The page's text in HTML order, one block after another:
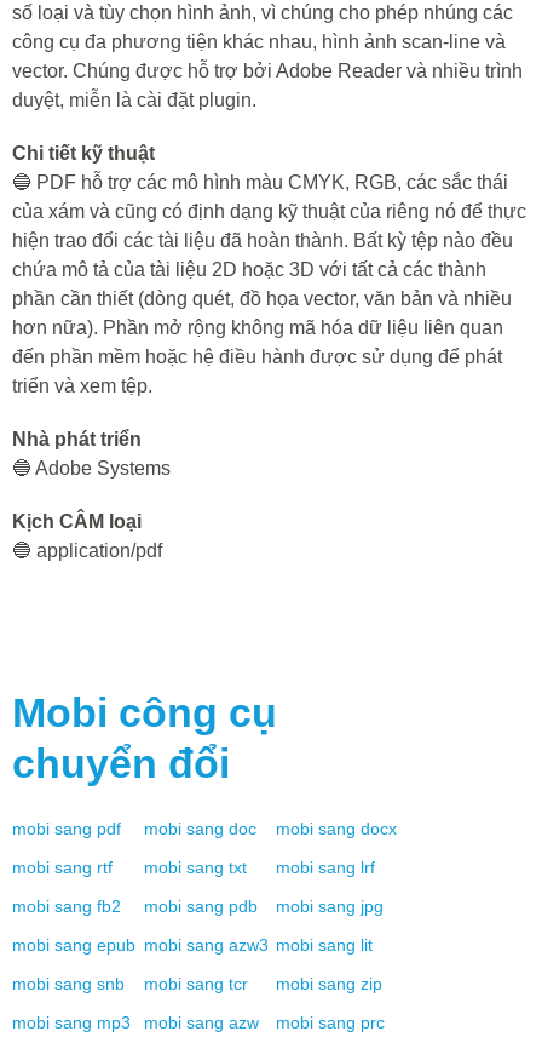
số loại và tùy chọn hình ảnh, vì chúng cho phép nhúng các
công cụ đa phương tiện khác nhau, hình ảnh scan-line và
vector. Chúng được hỗ trợ bởi Adobe Reader và nhiều trình
duyệt, miễn là cài đặt plugin.
Chi tiết kỹ thuật
🔵 PDF hỗ trợ các mô hình màu CMYK, RGB, các sắc thái
của xám và cũng có định dạng kỹ thuật của riêng nó để thực
hiện trao đổi các tài liệu đã hoàn thành. Bất kỳ tệp nào đều
chứa mô tả của tài liệu 2D hoặc 3D với tất cả các thành
phần cần thiết (dòng quét, đồ họa vector, văn bản và nhiều
hơn nữa). Phần mở rộng không mã hóa dữ liệu liên quan
đến phần mềm hoặc hệ điều hành được sử dụng để phát
triển và xem tệp.
Nhà phát triển
🔵 Adobe Systems
Kịch CÂM loại
🔵 application/pdf
Mobi công cụ
chuyển đổi
mobi sang pdf mobi sang doc mobi sang docx
mobi sang rtf mobi sang txt mobi sang lrf
mobi sang fb2 mobi sang pdb mobi sang jpg
mobi sang epub mobi sang azw3 mobi sang lit
mobi sang snb mobi sang tcr mobi sang zip
mobi sang mp3 mobi sang azw mobi sang prc